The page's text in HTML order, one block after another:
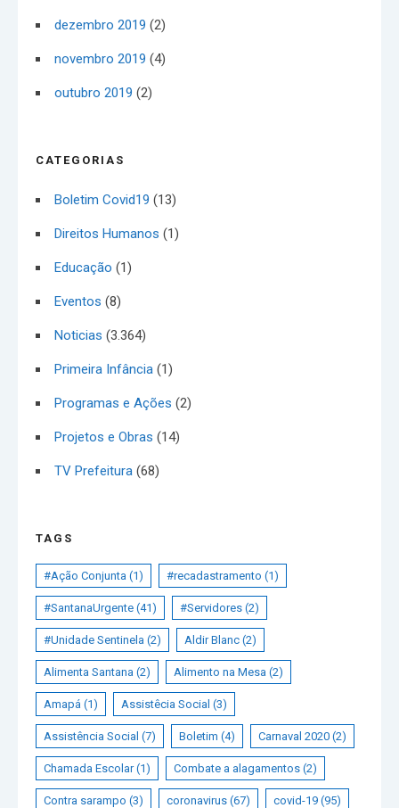
dezembro 2019 (2)
novembro 2019 (4)
outubro 2019 (2)
CATEGORIAS
Boletim Covid19 (13)
Direitos Humanos (1)
Educação (1)
Eventos (8)
Noticias (3.364)
Primeira Infância (1)
Programas e Ações (2)
Projetos e Obras (14)
TV Prefeitura (68)
TAGS
#Ação Conjunta (1) #recadastramento (1)
#SantanaUrgente (41) #Servidores (2)
#Unidade Sentinela (2) Aldir Blanc (2)
Alimenta Santana (2) Alimento na Mesa (2)
Amapá (1) Assistêcia Social (3)
Assistência Social (7) Boletim (4) Carnaval 2020 (2)
Chamada Escolar(1) Combate a alagamentos (2)
Contra sarampo (3) coronavirus (67) covid-19 (95)